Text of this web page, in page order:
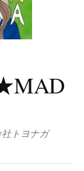
トヨナガ
検